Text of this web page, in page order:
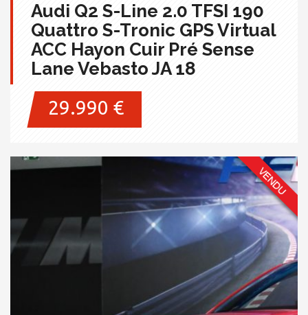
Audi Q2 S-Line 2.0 TFSI 190
Quattro S-Tronic GPS Virtual
ACC Hayon Cuir Pré Sense
Lane Vebasto JA 18
29.990 €